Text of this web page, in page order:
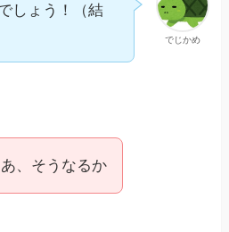
でじかめ
しょう！（結
あ、そうなるか